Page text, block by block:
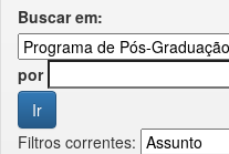
Buscar em:
por
Filtros correntes: